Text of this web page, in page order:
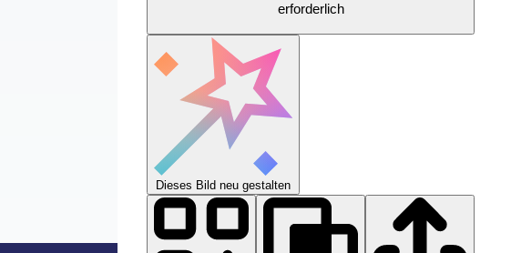
erforderlich
Dieses Bild neu gestalten